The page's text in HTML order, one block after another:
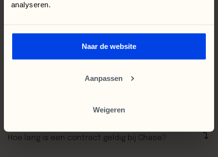
analyseren.
Naar de website
Aanpassen
Weigeren
“Volgens Chase Marketing was er veel te winnen. Nu,
aangepakt. We zijn heel blij dat we deze stap hebben
“Volgens Chase Marketing was er veel te winnen. Nu,
aangepakt. We zijn heel blij dat we deze stap hebben
een paar maanden later, niets anders dan lof over de
manier waarop ze de veranderingen hebben
Hoe lang is een contract geldig bij Chase?